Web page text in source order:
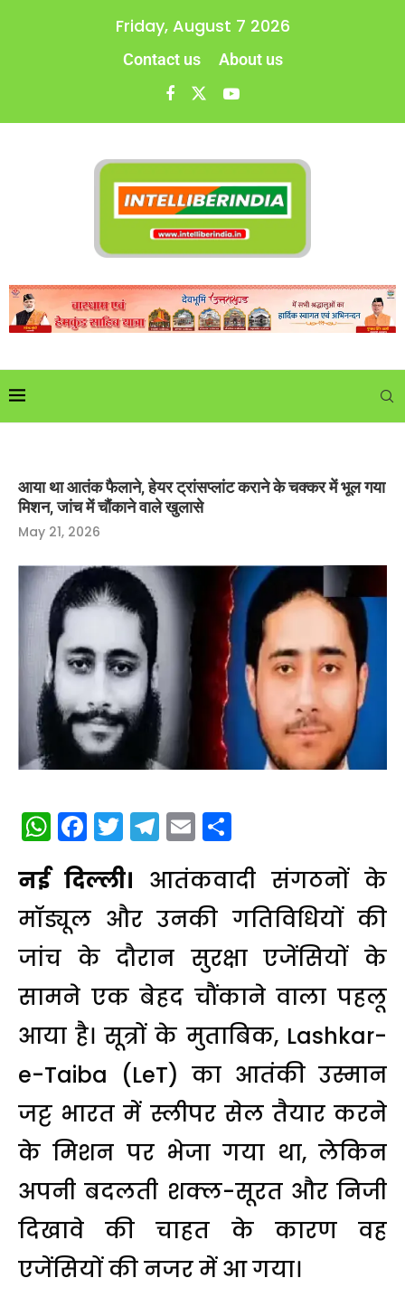
Friday, August 7 2026
Contact us About us
आया था आतंक फैलाने, हेयर ट्रांसप्लांट कराने के चक्कर में भूल गया
मिशन, जांच में चौंकाने वाले खुलासे
May 21, 2026
WhatsApp
Facebook
Twitter
Telegram
Email
नई दिल्ली। आतंकवादी संगठनों के
मॉड्यूल और उनकी गतिविधियों की
जांच के दौरान सुरक्षा एजेंसियों के
सामने एक बेहद चौंकाने वाला पहलू
आया है। सूत्रों के मुताबिक, Lashkar-
e-Taiba (LeT) का आतंकी उस्मान
जट्ट भारत में स्लीपर सेल तैयार करने
के मिशन पर भेजा गया था, लेकिन
अपनी बदलती शक्ल-सूरत और निजी
दिखावे की चाहत के कारण वह
एजेंसियों की नजर में आ गया।